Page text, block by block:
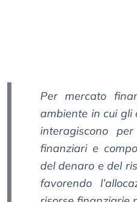
Per mercato
ambiente in cui gli
interagiscono
finanziari e
del denaro e del
favorendo